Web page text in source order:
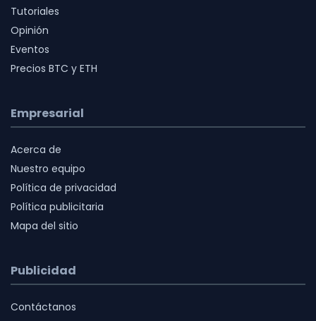
Tutoriales
Opinión
Eventos
Precios BTC y ETH
Empresarial
Acerca de
Nuestro equipo
Política de privacidad
Política publicitaria
Mapa del sitio
Publicidad
Contáctanos